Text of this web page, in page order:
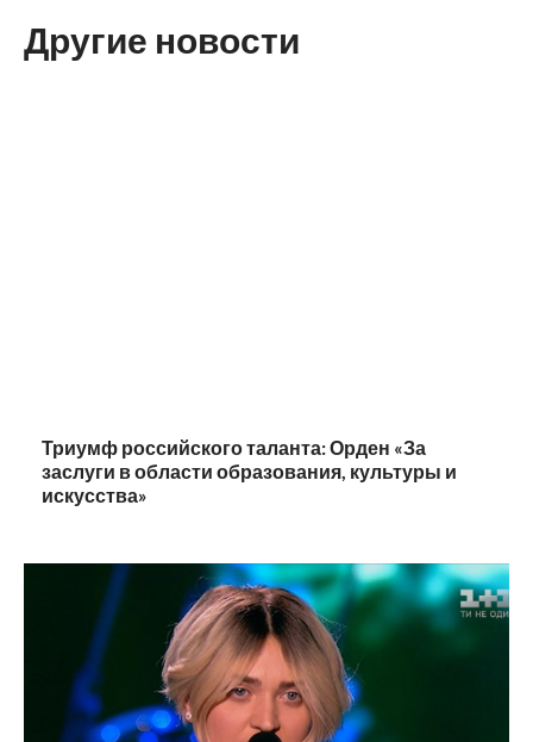
Другие новости
Триумф российского таланта: Орден «За
заслуги в области образования, культуры и
искусства»